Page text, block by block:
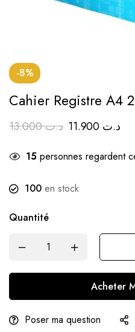
-8%
Cahier Registre A4
د.ت13.000 د.ت
15 personnes regardent
100 en stock
Quantité
Acheter
Poser ma question